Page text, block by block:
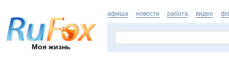
Моя жизнь
афиша новости работа видео